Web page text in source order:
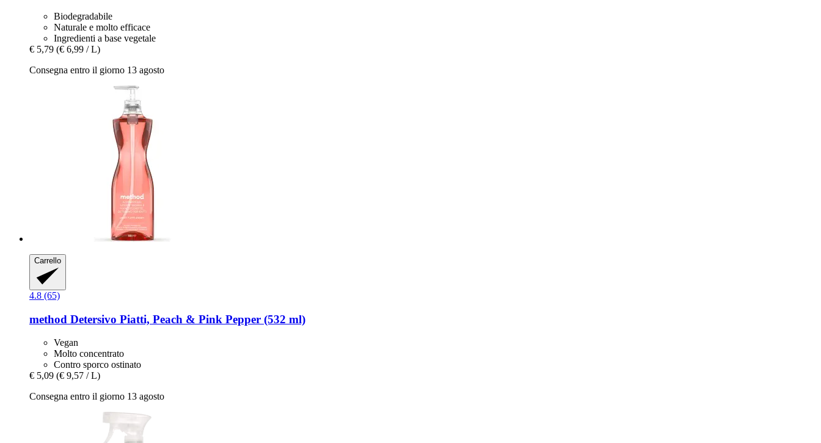
Biodegradabile
Naturale e molto efficace
Ingredienti a base vegetale
€ 5,79 (€ 6,99 / L)
Consegna entro il giorno 13 agosto
Carrello
4.8 (65)
method Detersivo Piatti, Peach & Pink Pepper (532 ml)
Vegan
Molto concentrato
Contro sporco ostinato
€ 5,09 (€ 9,57 / L)
Consegna entro il giorno 13 agosto